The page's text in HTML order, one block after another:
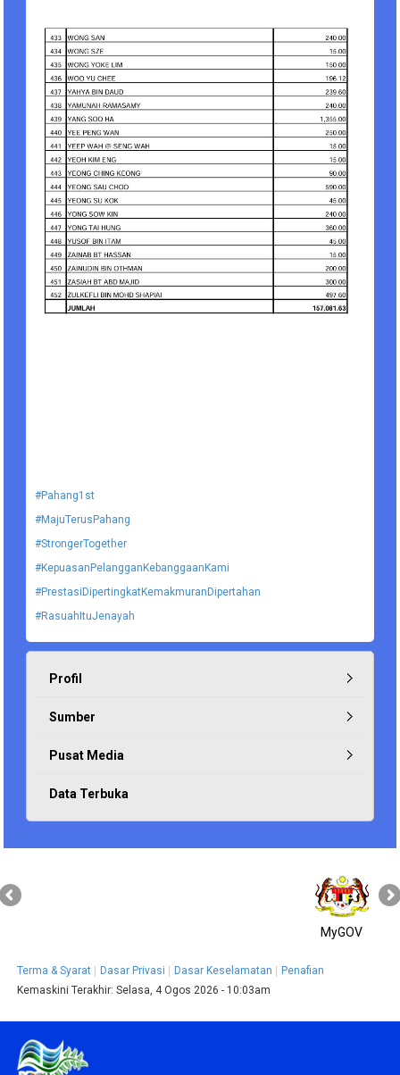
#Pahang1st
#MajuTerusPahang
#StrongerTogether
#KepuasanPelangganKebanggaanKami
#PrestasiDipertingkatKemakmuranDipertahan
#RasuahItuJenayah
Profil
Sumber
Pusat Media
Data Terbuka
MyGOV
Terma & Syarat Dasar Privasi Dasar Keselamatan
Penafian
Kemaskini Terakhir:Selasa, 4 Ogos 2026 - 10:03am